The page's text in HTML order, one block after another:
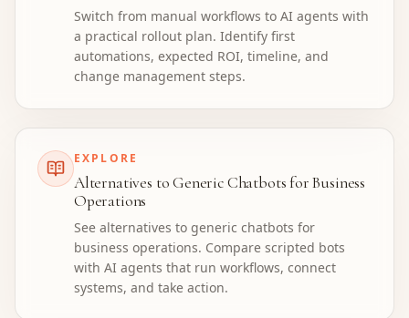
Switch from manual workflows to AI agents with
a practical rollout plan. Identify first
automations, expected ROI, timeline, and
change management steps.
EXPLORE
Alternatives to Generic Chatbots for Business
Operations
See alternatives to generic chatbots for
business operations. Compare scripted bots
with AI agents that run workflows, connect
systems, and take action.